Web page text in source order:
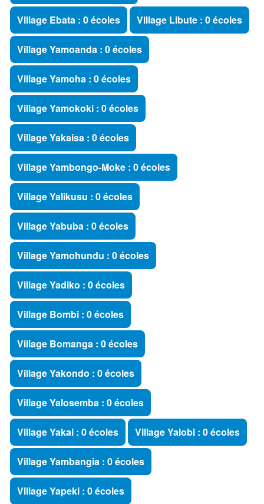
Village Ebata : 0 écoles Village Libute : 0 écoles
Village Yamoanda : 0 écoles
Village Yamoha : 0 écoles
Village Yamokoki : 0 écoles
Village Yakaisa : 0 écoles
Village Yambongo-Moke : 0 écoles
Village Yalikusu : 0 écoles
Village Yabuba : 0 écoles
Village Yamohundu : 0 écoles
Village Yadiko : 0 écoles
Village Bombi : 0 écoles
Village Bomanga : 0 écoles
Village Yakondo : 0 écoles
Village Yalosemba : 0 écoles
Village Yakai : 0 écoles Village Yalobi : 0 écoles
Village Yambangia : 0 écoles
Village Yapeki : 0 écoles